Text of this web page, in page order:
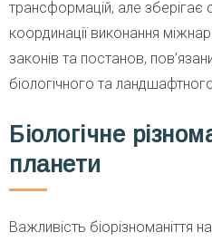
трансформацій, але зберігає
координації виконання
законів та постанов,
біологічного та ландшафтного
Біологічне
планети
Важливість біорізноманіття